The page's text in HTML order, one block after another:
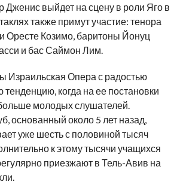
Дженис выйдет на сцену в роли Яго в
также примут участие: тенора
Оресте Козимо, баритоны Йонуц
и бас Саймон Лим.
Израильская Опера с радостью
когда на ее постановки
молодых слушателей.
основанный около 5 лет назад,
уже шесть с половиной тысяч
к этому тысячи учащихся
приезжают в Тель-Авив на